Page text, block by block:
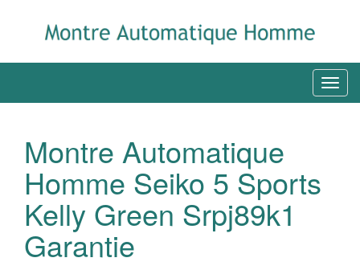
Montre Automatique
Homme Seiko 5 Sports
Kelly Green Srpj89k1
Garantie